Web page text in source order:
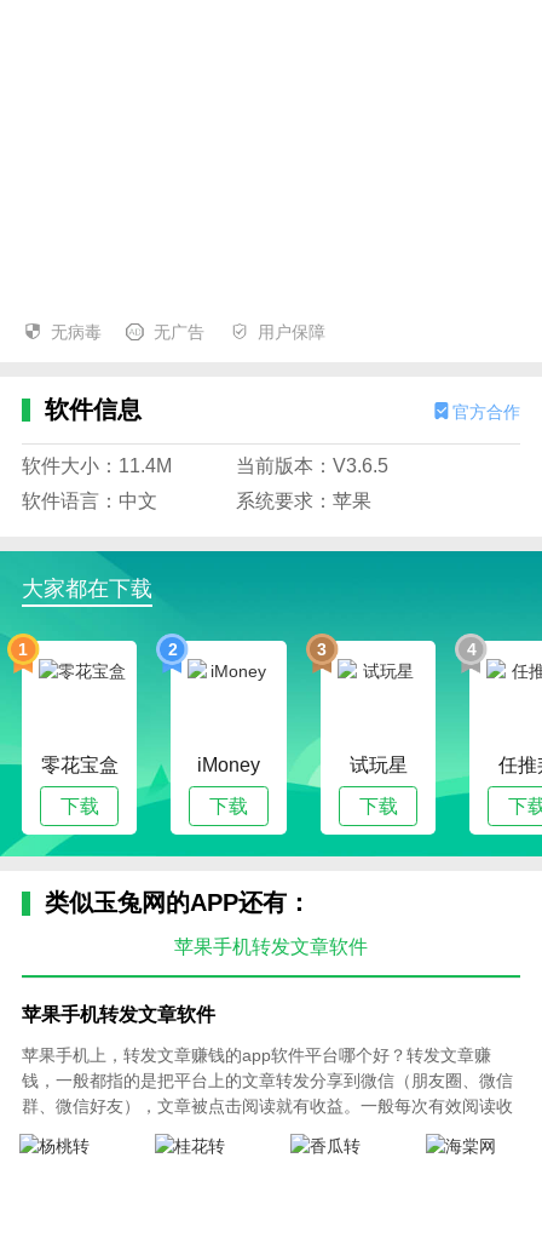
无病毒 无广告 用户保障
软件信息 官方合作
软件大小：11.4M
当前版本：V3.6.5
软件语言：中文
系统要求：苹果
大家都在下载
1
零花宝盒
下载
2
iMoney
下载
3
试玩星
下载
4
任推
下
类似玉兔网的APP还有：
苹果手机转发文章软件
苹果手机转发文章软件
苹果手机上，转发文章赚钱的app软件平台哪个好？转发文章赚
钱，一般都指的是把平台上的文章转发分享到微信（朋友圈、微信
群、微信好友），文章被点击阅读就有收益。一般每次有效阅读收
益几毛钱左右，被阅读量提高了，收益自然大大提高。这种赚钱类
app，赚钱方法操作简单，收益模式简单明了，是特别受欢迎的一